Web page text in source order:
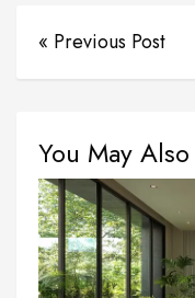
« Previous Post
You May